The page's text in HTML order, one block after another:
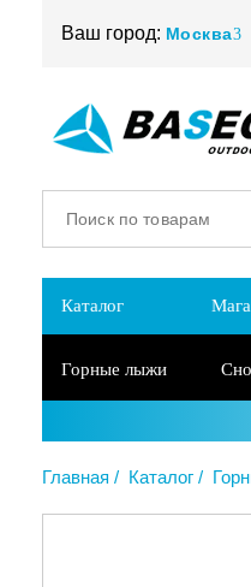
Ваш город: Москва
Каталог
Горные лыжи
Главная Каталог